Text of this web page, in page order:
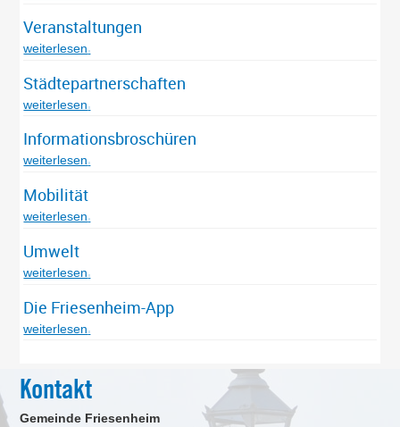
Veranstaltungen
weiterlesen
Städtepartnerschaften
weiterlesen
Informationsbroschüren
weiterlesen
Mobilität
weiterlesen
Umwelt
weiterlesen
Die Friesenheim-App
weiterlesen
Kontakt
Gemeinde Friesenheim